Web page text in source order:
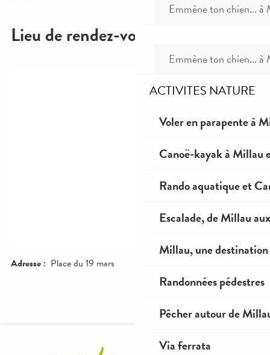
Emmène ton chien... à
Emmène ton chien... à
ACTIVITES NATURE
Voler en parapente à
Canoë-kayak à Millau
Rando aquatique et
Escalade, de Millau
Millau, une destination
Randonnées pédestres
Pêcher autour de
Via ferrata